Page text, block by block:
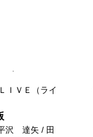
ＩＶＥ（ライ
沢 達矢 / 田